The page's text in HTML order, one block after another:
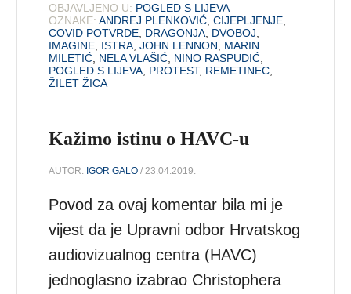
OBJAVLJENO U: POGLED S LIJEVA
OZNAKE: ANDREJ PLENKOVIĆ ,CIJEPLJENJE
COVID POTVRDE DRAGONJA DVOBOJ
IMAGINE ISTRA ,JOHN LENNON
MARIN
MILETIĆ NELA VLAŠIĆ NINO RASPUDIĆ
POGLED S LIJEVA PROTEST, REMETINEC
ŽILET ŽICA
Kažimo istinu o HAVC-u
AUTOR: IGOR GALO / 23.04.2019.
Povod za ovaj komentar bila mi je
vijest da je Upravni odbor Hrvatskog
audiovizualnog centra (HAVC)
jednoglasno izabrao Christophera